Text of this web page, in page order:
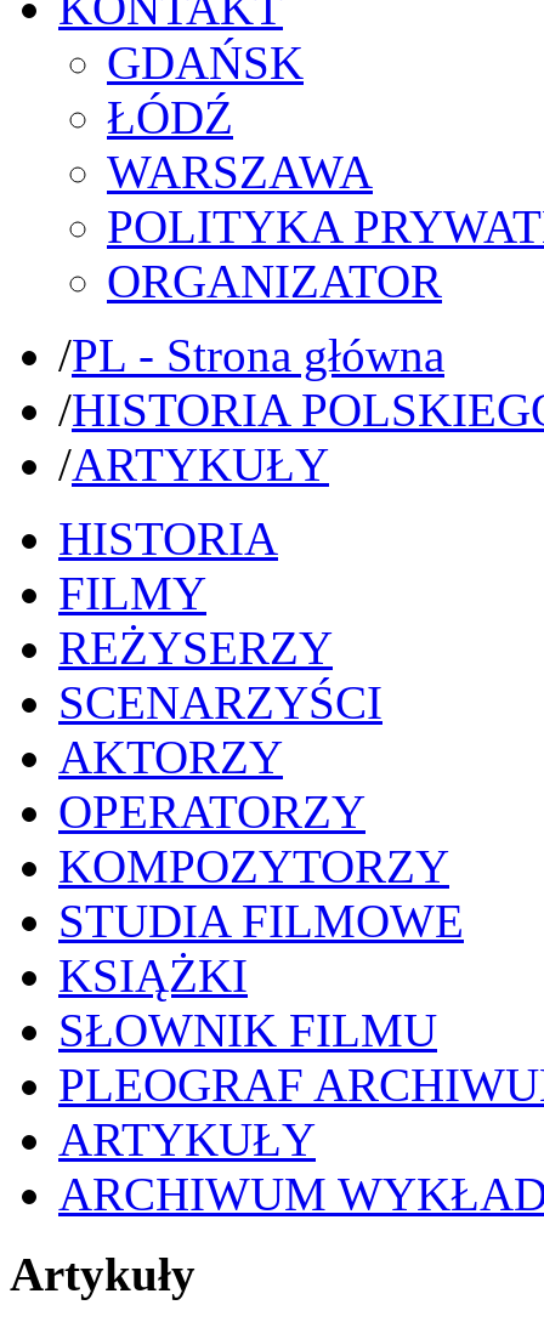
GDAŃSK
ŁÓDŹ
WARSZAWA
POLITYKA
ORGANIZATOR
/PL - Strona główna
/HISTORIA
/ARTYKUŁY
HISTORIA
FILMY
REŻYSERZY
SCENARZYŚCI
AKTORZY
OPERATORZY
KOMPOZYTORZY
STUDIA FILMOWE
KSIĄŻKI
SŁOWNIK FILMU
PLEOGRAF
ARTYKUŁY
ARCHIWUM
Artykuły